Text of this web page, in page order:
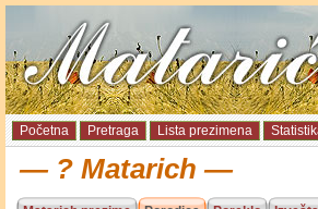
Početna Pretraga Lista prezimena
? Matarich